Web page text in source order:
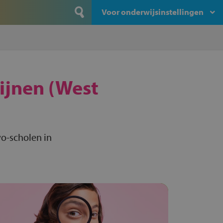
Voor onderwijsinstellingen
(West
scholen in